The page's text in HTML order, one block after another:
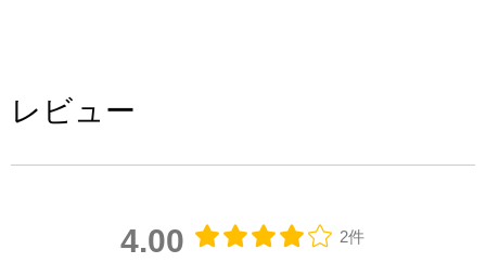
レビュー
4.00 2件